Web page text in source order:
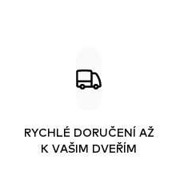
RYCHLÉ DORUČENÍ AŽ
K VAŠIM DVEŘÍM